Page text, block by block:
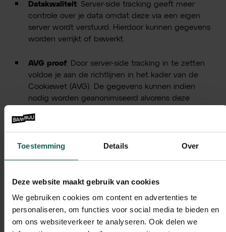
Toestemming Details Over
Deze website maakt gebruik van cookies
We gebruiken cookies om content en advertenties te
personaliseren, om functies voor social media te bieden en
om ons websiteverkeer te analyseren. Ook delen we
Datakwaliteit: Server-side tracking geeft meer
controle over je data omdat deze via een eigen
server wordt verstuurd. Hierdoor kunnen gegevens
worden verrijkt of bewerkt.
AVG proof: Door server-side tracking in te zetten
voldoe je aan de richtlijnen in het kader van de
Cookiewet (AVG). De gegevens kunnen indien
nodig worden geanonimiseerd alvorens deze
Cookie verlening: Sommige browsers (zoals Safari
en Mozilla Firefox) bewaren first-party cookies
geval van Meta Ads en Google Ads is dit 90
blijven targeten met gepersonaliseerde
advertenties.